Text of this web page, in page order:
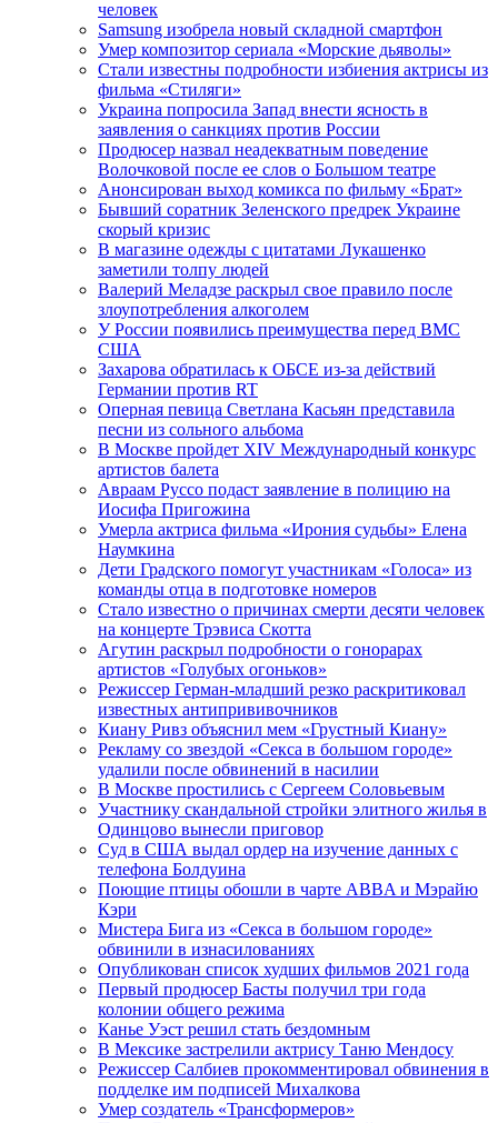
человек
Samsung изобрела новый складной смартфон
Умер композитор сериала «Морские дьяволы»
Стали известны подробности избиения актрисы из
фильма «Стиляги»
Украина попросила Запад внести ясность в
заявления о санкциях против России
Продюсер назвал неадекватным поведение
Волочковой после ее слов о Большом театре
Анонсирован выход комикса по фильму «Брат»
Бывший соратник Зеленского предрек Украине
скорый кризис
В магазине одежды с цитатами Лукашенко
заметили толпу людей
Валерий Меладзе раскрыл свое правило после
злоупотребления алкоголем
У России появились преимущества перед ВМС
США
Захарова обратилась к ОБСЕ из-за действий
Германии против RT
Оперная певица Светлана Касьян представила
песни из сольного альбома
В Москве пройдет XIV Международный конкурс
артистов балета
Авраам Руссо подаcт заявление в полицию на
Иосифа Пригожина
Умерла актриса фильма «Ирония судьбы» Елена
Наумкина
Дети Градского помогут участникам «Голоса» из
команды отца в подготовке номеров
Стало известно о причинах смерти десяти человек
на концерте Трэвиса Скотта
Агутин раскрыл подробности о гонорарах
артистов «Голубых огоньков»
Режиссер Герман-младший резко раскритиковал
известных антипрививочников
Киану Ривз объяснил мем «Грустный Киану»
Рекламу со звездой «Секса в большом городе»
удалили после обвинений в насилии
В Москве простились с Сергеем Соловьевым
Участнику скандальной стройки элитного жилья в
Одинцово вынесли приговор
Суд в США выдал ордер на изучение данных с
телефона Болдуина
Поющие птицы обошли в чарте ABBA и Мэрайю
Кэри
Мистера Бига из «Секса в большом городе»
обвинили в изнасилованиях
Опубликован список худших фильмов 2021 года
Первый продюсер Басты получил три года
колонии общего режима
Канье Уэст решил стать бездомным
В Мексике застрелили актрису Таню Мендосу
Режиссер Салбиев прокомментировал обвинения в
подделке им подписей Михалкова
Умер создатель «Трансформеров»